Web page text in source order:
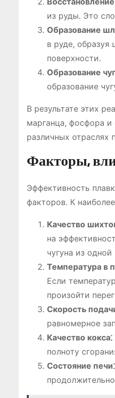
из руды․ Это
Образование
в руде, образуя
поверхности․
Образование
образование
В результате этих
марганца, фосфора и
различных отраслях
Факторы,
Эффективность
факторов․ К
Качество
на
чугуна из
Температура в
Если
произойти
Скорость
равномерное
Качество кокса⁚
полноту
Состояние печи⁚